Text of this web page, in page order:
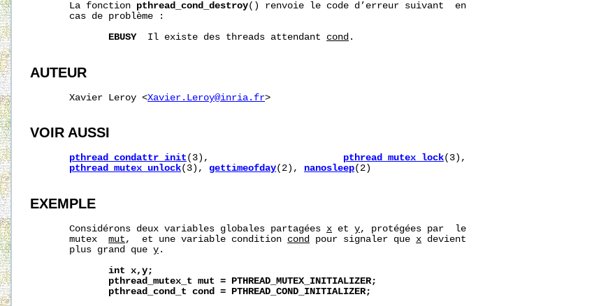
       La fonction
pthread_cond_destroy() renvoie le code d’erreur suivant  en
       cas de problème :
EBUSY
  Il existe des threads attendant
cond .
AUTEUR
       Xavier Leroy <
Xavier.Leroy@inria.fr>
VOIR AUSSI
pthread_condattr_init (3), pthread_mutex_lock(3),
pthread_mutex_unlock(3), gettimeofday(2), nanosleep(2)
EXEMPLE
       Considérons deux variables globales partagées
x et y, protégées par  le
       mutex
mut ,  et une variable condition cond pour signaler que x devient
       plus grand que
y .
int
x,y;
pthread_mutex_t
mut =
PTHREAD_MUTEX_INITIALIZER;
pthread_cond_t
cond =
PTHREAD_COND_INITIALIZER;